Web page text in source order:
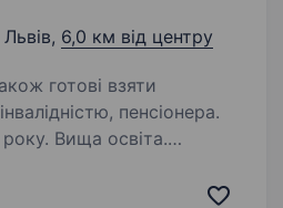
Львів, 6,0 км від центру
готові взяти
пенсіонера.
Вища освіта.
продукції в Україні.